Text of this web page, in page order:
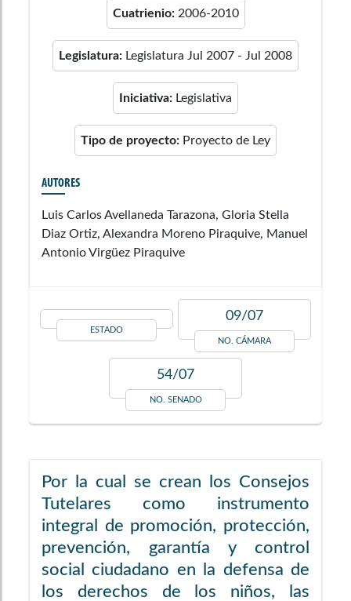
Cuatrienio: 2006-2010
Legislatura: Legislatura Jul 2007 - Jul 2008
Iniciativa: Legislativa
Tipo de proyecto: Proyecto de Ley
AUTORES
Luis Carlos Avellaneda Tarazona, Gloria Stella
Diaz Ortiz, Alexandra Moreno Piraquive, Manuel
Antonio Virgüez Piraquive
ESTADO
09/07
NO. CÁMARA
54/07
NO. SENADO
Por la cual se crean los Consejos
Tutelares como instrumento
integral de promoción, protección,
prevención, garantía y control
social ciudadano en la defensa de
los derechos de los niños, las